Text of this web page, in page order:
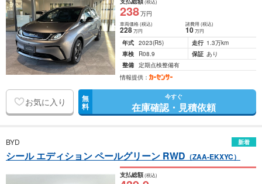
(税込)
238万円
車両価格(税込)
228万円
諸費用 (税込)
10 万円
年式 2023(R5) 走行 1.3万km
車検
R08.9 保証 あり
整備 定期点検整備有
情報提供：
お気に入り 無
料
今すぐ
在庫確認・見積依頼
BYD 新着
シール エディション ペールグリーン RWD （ZAA-EKXYC）
支払総額(税込)